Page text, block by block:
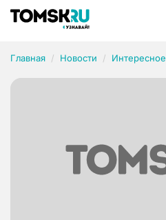
Главная Новости Интересное